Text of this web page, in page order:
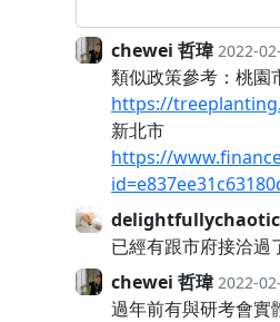
chewei 哲瑋 2022-
類似政策參考：桃園
https://
新北市
https://
delightfullychaotic
已經有跟市府接洽過
chewei 哲瑋 2022-
過年前有與研考會實